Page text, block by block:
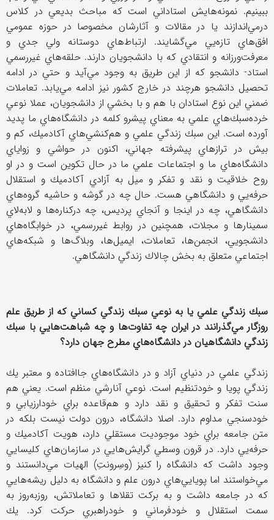
ببينيم. نمونه‌هايش استاداني است كه مباحث بديعي در كلاس
درمي‌اندازند يا در مقالات و آثارشان مخصوصا در حوزه عمومي
افق‌هاي تازه‌يي مي‌گشايند. ارتباط‌هاي دوستانه ولي جدي و
معرفت‌ورزانه و انتقادي كه با دانشجويان دارند. حلقه‌هاي غيررسمي
استاد- دانشجو كه از اين طريق به وجود مي‌آيد و حتي در ادامه
تحصيل دانشجو هرچند در خارج كشور نيز ادامه مي‌يابد. تعاملات
ضمني اين نوع استادان با هم و با بخشي از دانشجويان، عملا نوعي
خرده‌سبك‌هاي علمي به معناي پيشرو كلمه در دانشگاه‌هاي ما پديد
آورده است. اين سبك زندگي علمي و هم‌كنشي‌هاي آكادميك، كم و
بيش در تراز‌هاي پيشرفته جهاني، اكنون در حواشي و زواياي
دانشگاه‌هاي ما و اجتماعات علمي ما در حال تكوين است و در او
روح خلاقيت و نقد و تفكر و ميل به آزادي آكادميك و استقلال
حرفه‌يي و دانشگاهي هست. حال چه در گوشه و حاشيه گروه‌هاي
دانشگاهي، چه در اينجا و آنجاي پرديس، چه دركناره‌ها و لابه‌لاي
سمينارها و مجلات، همچنين در روابط غيررسمي، در خوابگاه‌هاي
دانشجويي، انجمن‌ها، تعاملات، ايميل‌ها، وبلاگ‌ها و شبكه‌هاي
اجتماعي متعلق به بخش چالاك زندگي دانشگاهي.
سبك زندگي علمي يا به نوعي سبك زندگي كساني كه از طريق علم
روزگار مي‌گذرانند در ايران چه تفاوت‌ها و چه شباهت‌هايي با سبك
زندگي دانشگاهيان در دانشگاه‌هاي مطرح جهان دارد؟
زندگي علمي در دنياي آزاد و در دانشگاه‌هاي جاافتاده و معتبر يك
زندگي پويا و خودتنظيم است. نوعي آنارشي منظم است. يعني هم
سنت تفكر و تحقيق و نقد دارد و هم‌قاعده براي خودارزيابي و
خودسنجي مداوم دارد. اصلا دانشگاه، درون دولت نيست بلكه در
متن جامعه براي خود موجوديت مستقلي دارد، هويت آكادميك و
حرفه‌يي دارد. در قرون وسطي گرايش‌هايي در سازمان‌هاي كليسايي
وجود داشت كه دانشگاه را كنيز (وسِرونتِ) الهيات مي‌دانستند و
مي‌خواستند اما پويايي‌هاي درون علم و دانشگاه به دليل ريشه‌هايي
كه در جامعه داشت و به بركت تقلاها و تعاملاتش، روز‌به‌روز به
سمت استقلال و خودفرماني و خودراهبري حركت كرد. يك